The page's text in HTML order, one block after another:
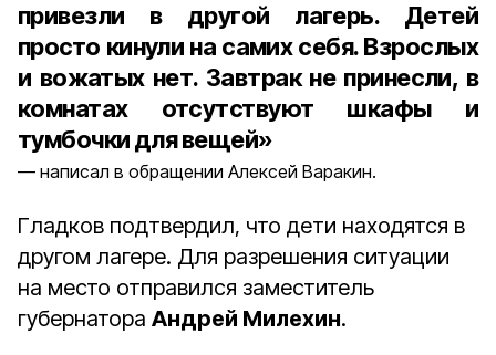
привезли в другой лагерь. Детей
просто кинули на самих себя. Взрослых
и вожатых нет. Завтрак не принесли, в
комнатах отсутствуют шкафы и
тумбочки для вещей»
написал в обращении Алексей Варакин.
Гладков подтвердил, что дети находятся в
другом лагере. Для разрешения ситуации
на место отправился заместитель
губернатора Андрей Милехин.